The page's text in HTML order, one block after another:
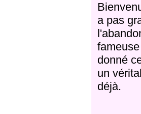
a pas
donné
un
déjà.